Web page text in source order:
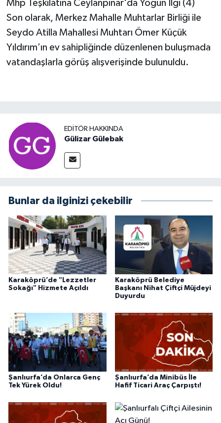
Mhp Teşkilatına Ceylanpınar'da Yoğun İlgi (4)
Son olarak, Merkez Mahalle Muhtarlar Birliği ile
Seydo Atilla Mahallesi Muhtarı Ömer Küçük
Yıldırım’ın ev sahipliğinde düzenlenen buluşmada
vatandaşlarla görüş alışverişinde bulunuldu.
EDITÖR HAKKINDA
Gülizar Gülebak
Bunlar da ilginizi çekebilir
Karaköprü’de "Lezzetler
Sokağı" Hizmete Açıldı
Karaköprü Belediye
Başkanı Nihat Çiftçi Müjdeyi
Duyurdu
Şanlıurfa’da Onlarca Genç
Tek Yürek Oldu!
Şanlıurfa’da Minibüs İle
Hafif Ticari Araç Çarpıştı!